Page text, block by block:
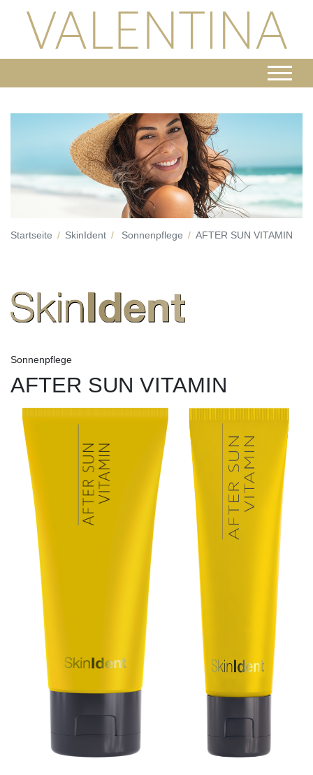
Startseite SkinIdent Sonnenpflege AFTER SUN VITAMIN
Sonnenpflege
AFTER SUN VITAMIN